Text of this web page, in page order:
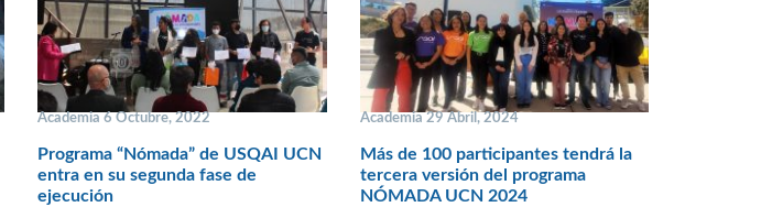
Academia 6 Octubre, 2022
Programa “Nómada” de USQAI UCN
entra en su segunda fase de
ejecución
Academia 29 Abril, 2024
Más de 100 participantes tendrá la
tercera versión del programa
NÓMADA UCN 2024